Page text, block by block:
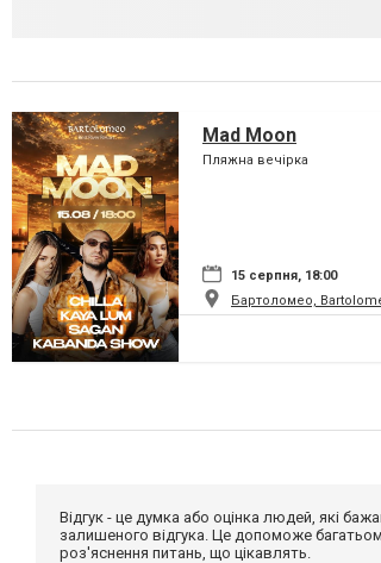
Mad Moon
Пляжна вечірка
15 серпня, 18:00
Бартоломео,
Відгук - це думка або оцінка людей, які
залишеного відгука. Це допоможе
роз'яснення питань, що цікавлять.